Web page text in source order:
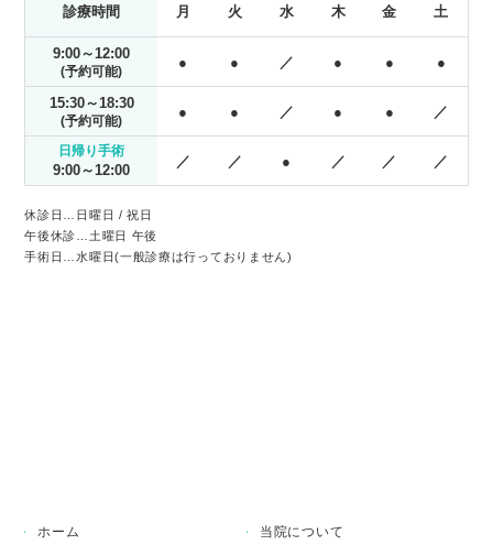
す。
めに、切らない点眼加療の
選択肢もご用意しておりま
▼ このようなまぶたのお
悩みはありませんか？
最近まぶたが重く、目が開
けにくい
まぶたが下がって視界が狭
るが、手術は避けたい
診療時間 月 火 水 木 金 土
9:00～12:00
(予約可能)
● ● ／ ● ● ●
15:30～18:30
(予約可能)
● ● ／ ● ● ／
日帰り手術
9:00～12:00
／ ／ ● ／ ／ ／
休診日…日曜日 / 祝日
午後休診…土曜日 午後
手術日…水曜日(一般診療は行っておりません)
ホーム 当院について